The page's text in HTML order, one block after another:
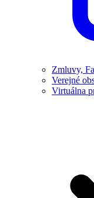
Zmluvy,
Verejné
Virtuálna